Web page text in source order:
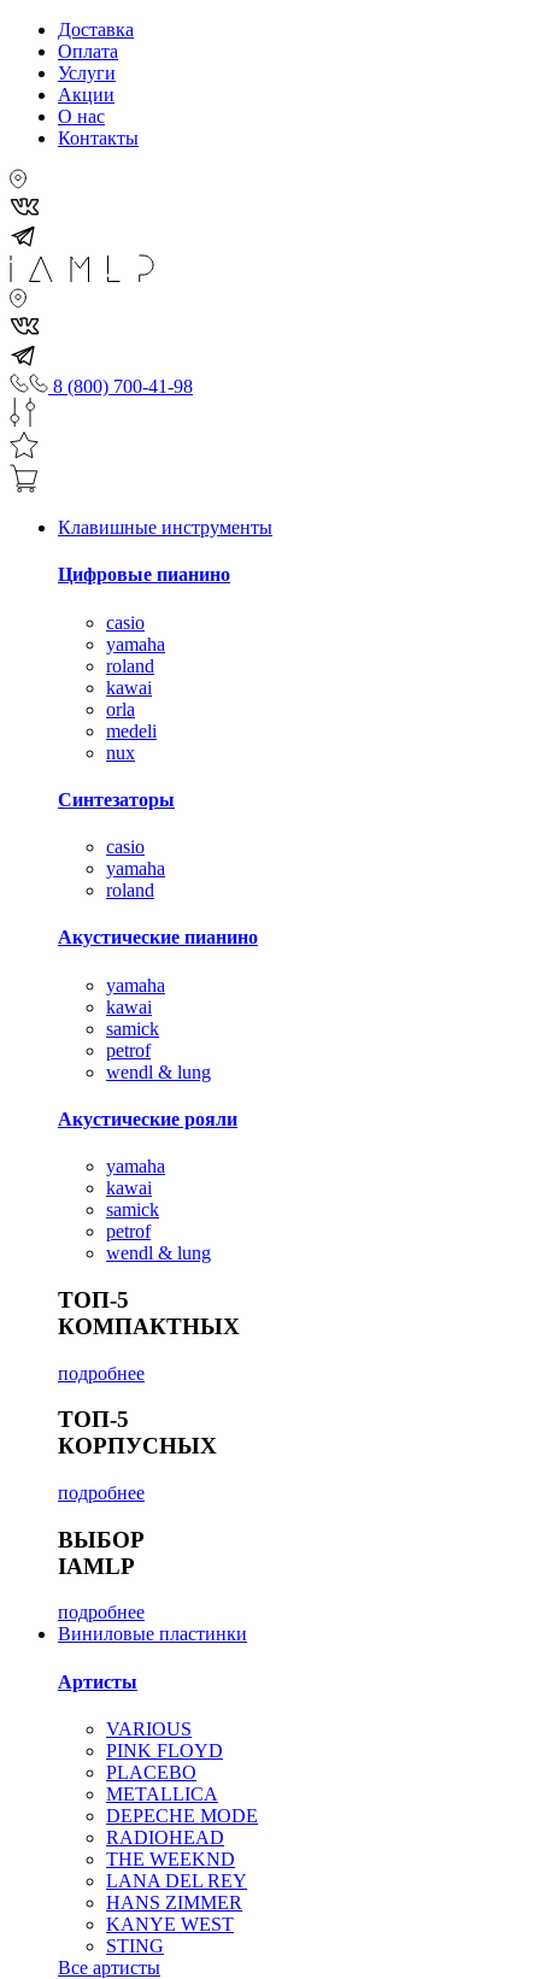
Доставка
Оплата
Услуги
Акции
О нас
Контакты
8 (800) 700-41-98
Клавишные инструменты
Цифровые пианино
casio
yamaha
roland
kawai
orla
medeli
nux
Синтезаторы
casio
yamaha
roland
Акустические пианино
yamaha
kawai
samick
petrof
wendl & lung
Акустические рояли
yamaha
kawai
samick
petrof
wendl & lung
ТОП-5
КОМПАКТНЫХ
подробнее
ТОП-5
КОРПУСНЫХ
подробнее
ВЫБОР
IAMLP
подробнее
Виниловые пластинки
Артисты
VARIOUS
PINK FLOYD
PLACEBO
METALLICA
DEPECHE MODE
RADIOHEAD
THE WEEKND
LANA DEL REY
HANS ZIMMER
KANYE WEST
STING
Все артисты